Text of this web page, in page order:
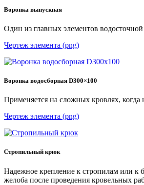
Воронка выпускная
Один из главных элементов
Чертеж элемента (png)
Воронка водосборная D300×100
Применяется на сложных кровлях, когда
Чертеж элемента (png)
Стропильный крюк
Надежное крепление к стропилам или к
желоба после проведения кровельных